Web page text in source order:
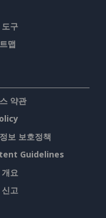
구
맵
약관
보 보호정책
Guidelines
요
고